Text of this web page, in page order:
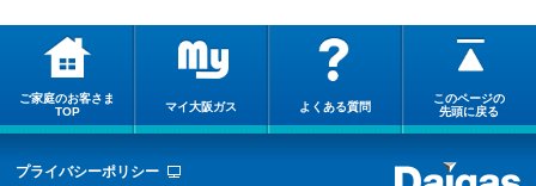
ご家庭のお客さま
TOP
マイ大阪ガス よくある質問
このページの
先頭に戻る
プライバシーポリシー